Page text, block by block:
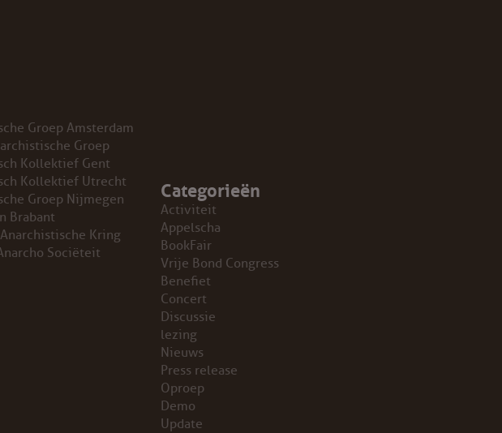
Groep Amsterdam
Groep
Kollektief Gent
Kollektief Utrecht
Groep Nijmegen
Brabant
Kring
Sociëteit
Categorieën
Activiteit
Appelscha
BookFair
Vrije Bond Congress
Benefiet
Concert
Discussie
lezing
Nieuws
Press release
Oproep
Demo
Update